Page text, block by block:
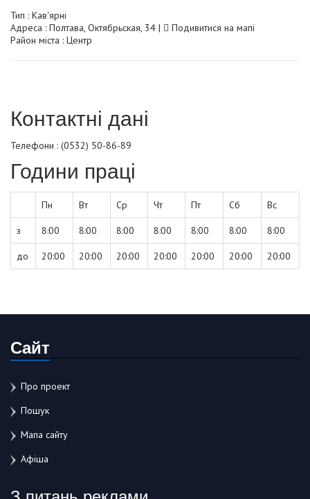
Тип : Кав'ярні
Адреса : Полтава, Октябрьская, 34 |
Подивитися на мапі
Район міста : Центр
Контактні дані
Телефони : (0532) 50-86-89
Години праці
Пн Вт Ср Чт Пт Сб Вс
з 8:00 8:00 8:00 8:00 8:00 8:00 8:00
до 20:00 20:00 20:00 20:00 20:00 20:00 20:00
Сайт
Про проект
Пошук
Мапа сайту
Афіша